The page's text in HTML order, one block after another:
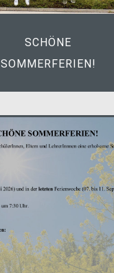
SCHÖNE
SOMMERFERIEN!